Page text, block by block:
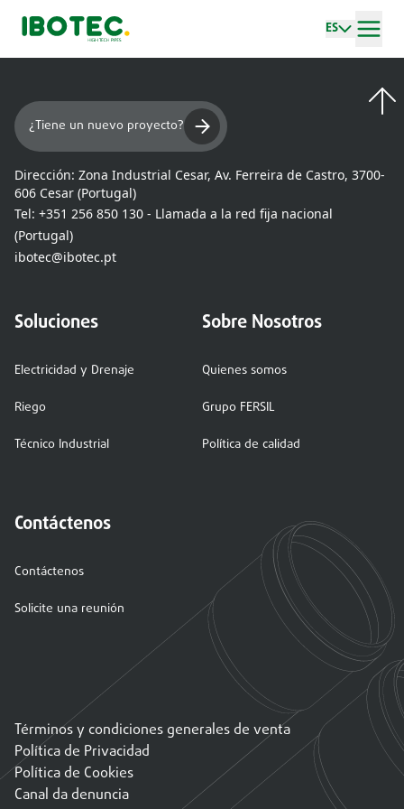
ES
¿Tiene un nuevo proyecto?
Dirección: Zona Industrial Cesar, Av. Ferreira de Castro, 3700-
606 Cesar (Portugal)
Tel: +351 256 850 130 - Llamada a la red fija nacional
(Portugal)
ibotec@ibotec.pt
Soluciones
Electricidad y Drenaje
Riego
Técnico Industrial
Sobre Nosotros
Quienes somos
Grupo FERSIL
Política de calidad
Contáctenos
Contáctenos
Solicite una reunión
Términos y condiciones generales de venta
Política de Privacidad
Política de Cookies
Canal da denuncia